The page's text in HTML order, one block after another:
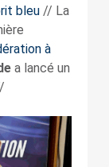
bleu// La
à
a lancé un